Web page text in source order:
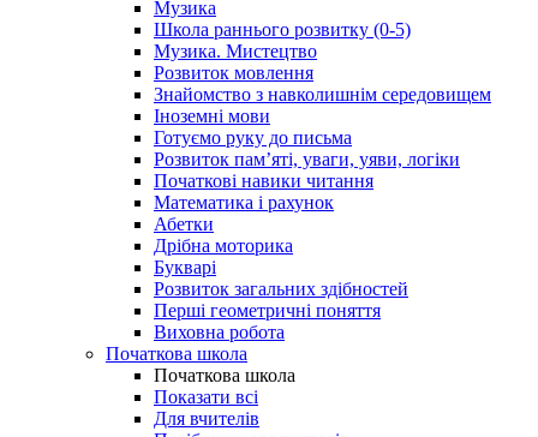
Музика
Школа раннього розвитку (0-5)
Музика. Мистецтво
Розвиток мовлення
Знайомство з навколишнім середовищем
Іноземні мови
Готуємо руку до письма
Розвиток пам’яті, уваги, уяви, логіки
Початкові навики читання
Математика і рахунок
Абетки
Дрібна моторика
Букварі
Розвиток загальних здібностей
Перші геометричні поняття
Виховна робота
Початкова школа
Початкова школа
Показати всі
Для вчителів